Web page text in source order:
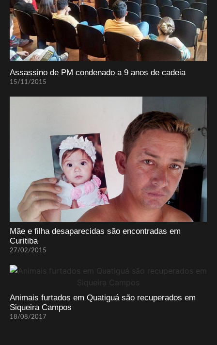
Assassino de PM condenado a 9 anos de cadeia
15/11/2015
Mãe e filha desaparecidas são encontradas em
Curitiba
27/02/2015
Animais furtados em Quatiguá são recuperados em
Siqueira Campos
18/08/2017